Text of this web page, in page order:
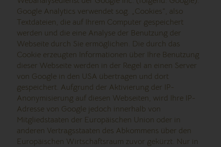
Google Analytics verwendet sog. „Cookies“, also
Textdateien, die auf Ihrem Computer gespeichert
werden und die eine Analyse der Benutzung der
Webseite durch Sie ermöglichen. Die durch das
Cookie erzeugten Informationen über Ihre Benutzung
dieser Webseite werden in der Regel an einen Server
von Google in den USA übertragen und dort
gespeichert. Aufgrund der Aktivierung der IP-
Anonymisierung auf diesen Webseiten, wird Ihre IP-
Adresse von Google jedoch innerhalb von
Mitgliedstaaten der Europäischen Union oder in
anderen Vertragsstaaten des Abkommens über den
Europäischen Wirtschaftsraum zuvor gekürzt. Nur in